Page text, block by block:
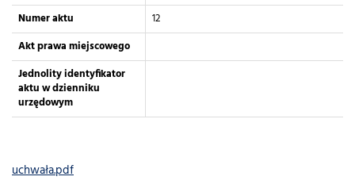
Numer aktu
12
Akt prawa miejscowego
Jednolity identyfikator
aktu w dzienniku
urzędowym
uchwała.pdf